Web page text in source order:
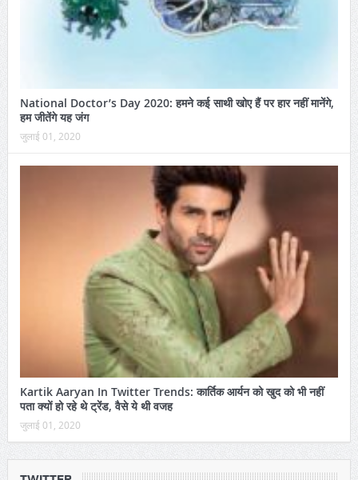
National Doctor’s Day 2020: हमने कई साथी खोए हैं पर हार नहीं मानेंगे,
हम जीतेंगे यह जंग
जुलाई 01, 2020
Kartik Aaryan In Twitter Trends: कार्तिक आर्यन को खुद को भी नहीं
पता क्यों हो रहे थे ट्रेंड, वैसे ये थी वजह
जुलाई 01, 2020